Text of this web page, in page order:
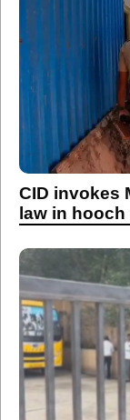
CID invokes
law in